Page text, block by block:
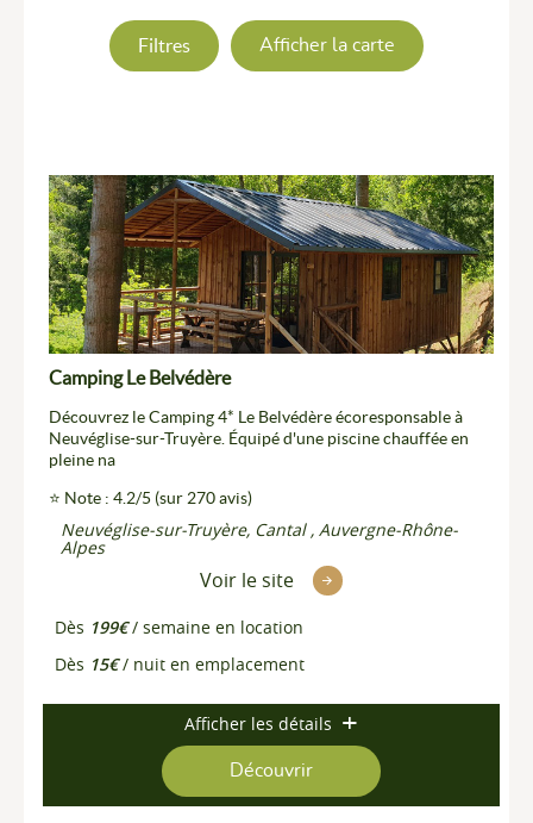
Filtres Afficher la carte
Camping Le Belvédère
Découvrez le Camping 4* Le Belvédère écoresponsable à
Neuvéglise-sur-Truyère. Équipé d'une piscine chauffée en
pleine na
⭐ Note : 4.2/5 (sur 270 avis)
Neuvéglise-sur-Truyère, Cantal , Auvergne-Rhône-
Alpes
Voir le site
Dès 199€/ semaine en location
Dès 15€/ nuit en emplacement
Afficher les détails
Découvrir